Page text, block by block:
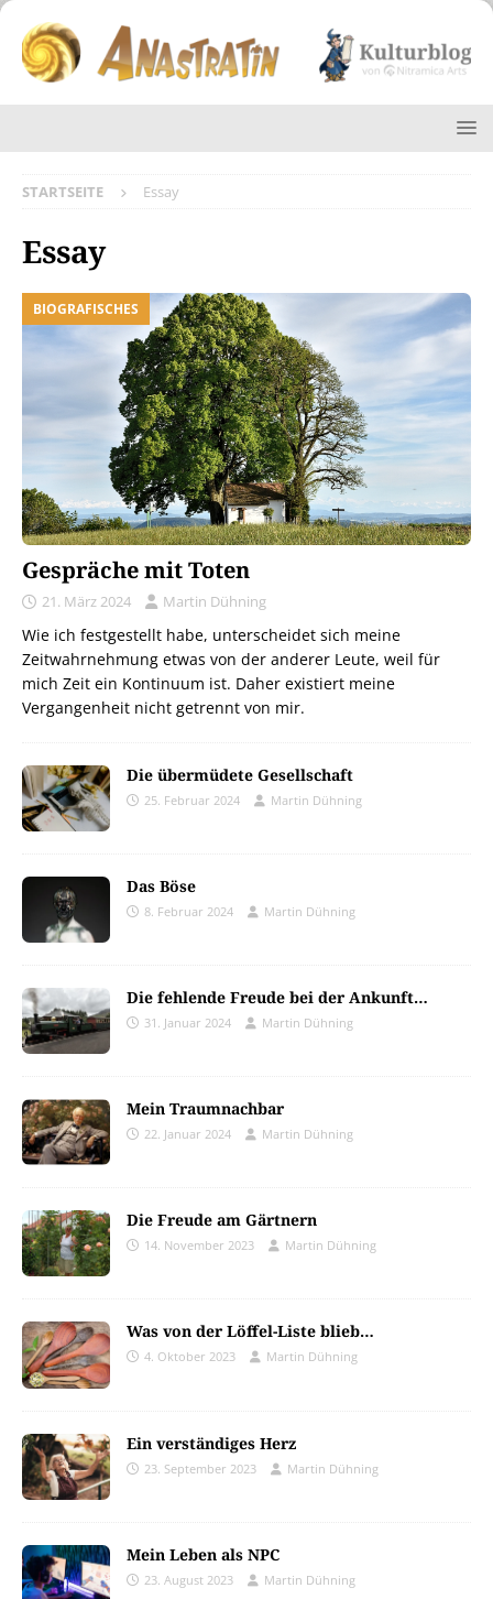
STARTSEITE Essay
Essay
BIOGRAFISCHES
Gespräche mit Toten
21. März 2024 Martin Dühning
Wie ich festgestellt habe, unterscheidet sich meine
Zeitwahrnehmung etwas von der anderer Leute, weil für
mich Zeit ein Kontinuum ist. Daher existiert meine
Vergangenheit nicht getrennt von mir.
Die übermüdete Gesellschaft
25. Februar 2024 Martin Dühning
Das Böse
8. Februar 2024 Martin Dühning
Die fehlende Freude bei der Ankunft…
31. Januar 2024 Martin Dühning
Mein Traumnachbar
22. Januar 2024 Martin Dühning
Die Freude am Gärtnern
14. November 2023 Martin Dühning
Was von der Löffel-Liste blieb…
4. Oktober 2023 Martin Dühning
Ein verständiges Herz
23. September 2023 Martin Dühning
Mein Leben als NPC
23. August 2023 Martin Dühning